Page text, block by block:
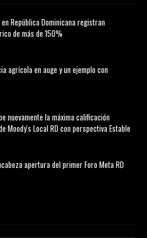
República Dominicana registran
de más de 150%
agrícola en auge y un ejemplo con
nuevamente la máxima calificación
Moody's Local RD con perspectiva Estable
apertura del primer Foro Meta RD